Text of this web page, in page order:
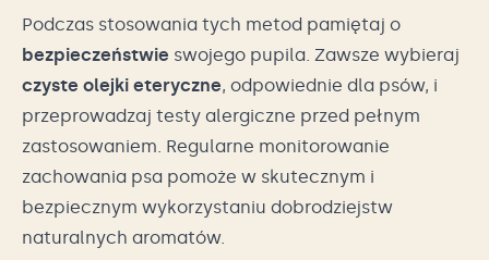
Podczas stosowania tych metod pamiętaj o
bezpieczeństwie swojego pupila. Zawsze wybieraj
czyste olejki eteryczne, odpowiednie dla psów, i
przeprowadzaj testy alergiczne przed pełnym
zastosowaniem. Regularne monitorowanie
zachowania psa pomoże w skutecznym i
bezpiecznym wykorzystaniu dobrodziejstw
naturalnych aromatów.